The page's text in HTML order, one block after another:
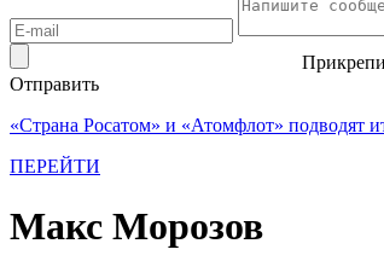
Отправить
«Страна Росатом» и «Атомфлот» подводят
ПЕРЕЙТИ
Макс Морозов